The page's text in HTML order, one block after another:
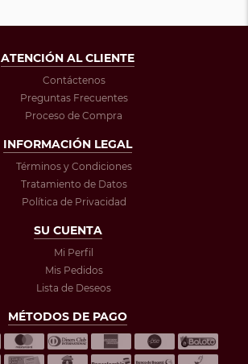
ATENCIÓN AL CLIENTE
Contáctenos
Preguntas Frecuentes
Proceso de Compra
INFORMACIÓN LEGAL
Términos y Condiciones
Tratamiento de Datos
Política de Privacidad
SU CUENTA
Mi Perfil
Mis Pedidos
Lista de Deseos
MÉTODOS DE PAGO